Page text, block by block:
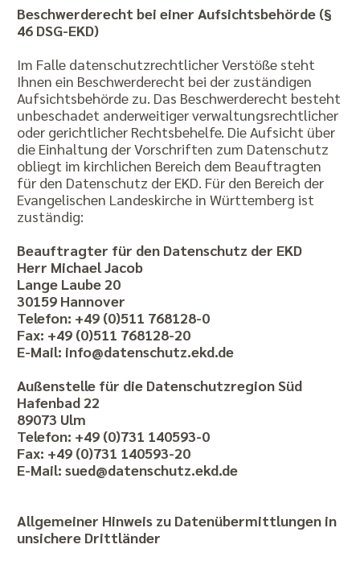
Beschwerderecht bei einer Aufsichtsbehörde (§
46 DSG-EKD)
Im Falle datenschutzrechtlicher Verstöße steht
Ihnen ein Beschwerderecht bei der zuständigen
Aufsichtsbehörde zu. Das Beschwerderecht besteht
unbeschadet anderweitiger verwaltungsrechtlicher
oder gerichtlicher Rechtsbehelfe. Die Aufsicht über
die Einhaltung der Vorschriften zum Datenschutz
obliegt im kirchlichen Bereich dem Beauftragten
für den Datenschutz der EKD. Für den Bereich der
Evangelischen Landeskirche in Württemberg ist
zuständig:
Beauftragter für den Datenschutz der EKD
Herr Michael Jacob
Lange Laube 20
30159 Hannover
Telefon: +49 (0)511 768128-0
Fax: +49 (0)511 768128-20
E-Mail: info@datenschutz.ekd.de
Außenstelle für die Datenschutzregion Süd
Hafenbad 22
89073 Ulm
Telefon: +49 (0)731 140593-0
Fax: +49 (0)731 140593-20
E-Mail: sued@datenschutz.ekd.de
Allgemeiner Hinweis zu Datenübermittlungen in
unsichere Drittländer